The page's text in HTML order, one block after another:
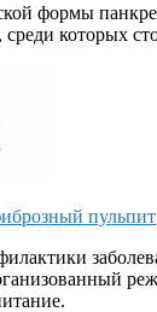
формы
которых
пульпит